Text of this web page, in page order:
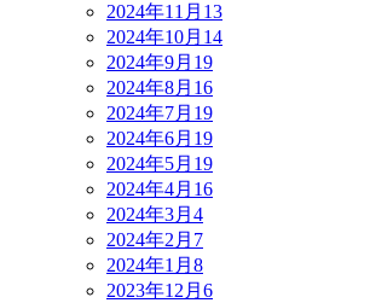
2024年11月 13
2024年10月 14
2024年9月 19
2024年8月 16
2024年7月 19
2024年6月 19
2024年5月 19
2024年4月 16
2024年3月 4
2024年2月 7
2024年1月 8
2023年12月 6